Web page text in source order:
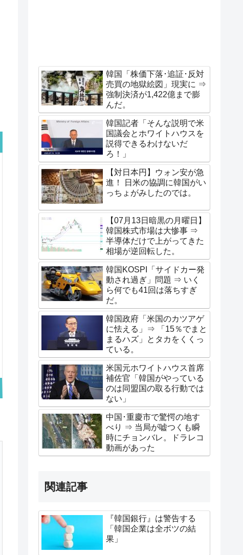
韓国「株価下落･追証･反対
売買の地獄絵図」現実に ⇒
強制決済が1,422億まで膨
んだ。
韓国記者「そんな説明で米
国議会とホワイトハウスを
説得できるわけないだ
ろ！」
【対日本円】ウォン安が急
進！ 日米の協調に韓国がい
っちょがみしたのでは。
【07月13日暗黒の月曜日】
韓国株式市場は大惨事 ⇒
半導体だけで上がってきた
相場が逆回転した。
韓国KOSPI「サイドカー発
動され過ぎ」問題 ⇒ いく
ら何でも41回は落ちすぎ
だ。
韓国政府「米国のカツアゲ
に怯える」⇒ 「15％でまと
まるハズ」とタカをくくっ
ている。
米国元ホワイトハウス首席
補佐官「韓国がやっている
のは同盟国の取る行動では
ない」
中国･重慶市で驚愕の地す
べり ⇒ 当局が嘘つくも瞬
時にチョンバレ。ドラレコ
動画があった
関連記事
『韓国銀行』は警告する
「韓国企業は全ボツの結
果」